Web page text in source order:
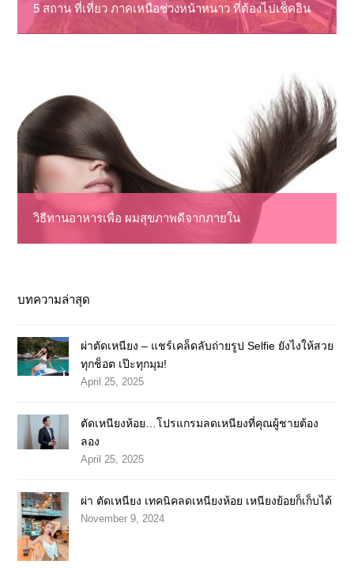
5 สถาน ที่เที่ยว ภาคเหนือช่วงหน้าหนาว ที่ต้องไปเช็คอิน
วิธีทานอาหารเพื่อ ผมสุขภาพดีจากภายใน
บทความล่าสุด
ผ่าตัดเหนียง – แชร์เคล็ดลับถ่ายรูป Selfie ยังไงให้สวย
ทุกช็อต เป๊ะทุกมุม!
April 25, 2025
ตัดเหนียงห้อย…โปรแกรมลดเหนียงที่คุณผู้ชายต้อง
ลอง
April 25, 2025
ผ่า ตัดเหนียง เทคนิคลดเหนียงห้อย เหนียงย้อยก็เก็บได้
November 9, 2024